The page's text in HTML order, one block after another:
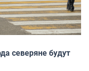
северяне будут